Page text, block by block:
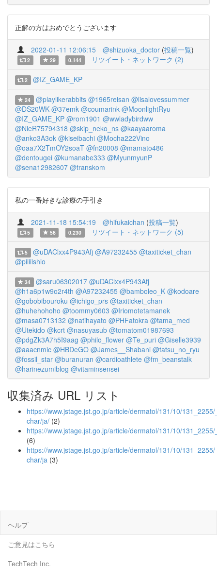
正解の方はおめでとうございます
2022-01-11 12:06:15 @shizuoka_doctor (投稿一覧)
2 29 0.144 リツイート・ネットワーク (2)
2 @IZ_GAME_KP
24 @playlikerabbits @1965reisan @lisalovessummer
@DS20WK @37emk @coumarink @MoonlightRyu
@IZ_GAME_KP @rom1901 @wwladybirdww
@NieR75794318 @skip_neko_ns @kaayaaroma
@anko3A3ok @kiseibachi @Mocha222Vino
@oaa7X2TmOY2soaT @fn20008 @mamato486
@dentougei @kumanabe333 @MyunmyunP
@sena12982607 @transkom
私の一番好きな診療の手引き
2021-11-18 15:54:19 @hifukaichan (投稿一覧)
5 56 0.230 リツイート・ネットワーク (5)
5 @uDAClxx4P943Afj @A97232455 @taxiticket_chan
@piiiiishio
34 @saru06302017 @uDAClxx4P943Afj
@h1a6p1w9o2r4th @A97232455 @bamboleo_K @kodoare
@gobobibouroku @ichigo_prs @taxiticket_chan
@huhehohoho @toommy0603 @Iriomotetamanek
@masa0713132 @natihayato @PHFatokra @tama_med
@Utekido @kcrt @nasuyasub @tomatom01987693
@pdgZk3A7h5I9aag @philo_flower @Te_puri @Giselle3939
@aaacnmic @HBDeGO @James__Shabani @tatsu_no_ryu
@fossil_star @buranuran @cardioathlete @fm_beanstalk
@harinezumiblog @vitaminsensei
収集済み URL リスト
https://www.jstage.jst.go.jp/article/dermatol/131/10/
char/ja/ (2)
https://www.jstage.jst.go.jp/article/dermatol/131/10/
(6)
https://www.jstage.jst.go.jp/article/dermatol/131/10/
char/ja (3)
ヘルプ
ご意見はこちら
TechTech Inc.